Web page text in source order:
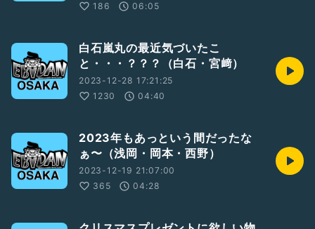
186
06:05
白石嵐丸の最近気づいたこ
と・・・？？？（白石・宮﨑）
2023-12-28 17:21:25
1230
04:40
2023年もあっという間だったな
ぁ〜（浅岡・岡本・西野）
2023-12-19 21:07:00
365
04:28